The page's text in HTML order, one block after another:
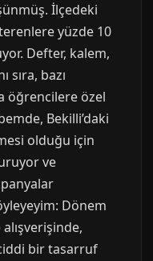
İlçedeki
yüzde 10
Defter, kalem,
sıra, bazı
öğrencilere özel
Bekilli’daki
olduğu için
ve
Dönem
alışverişinde,
bir tasarruf